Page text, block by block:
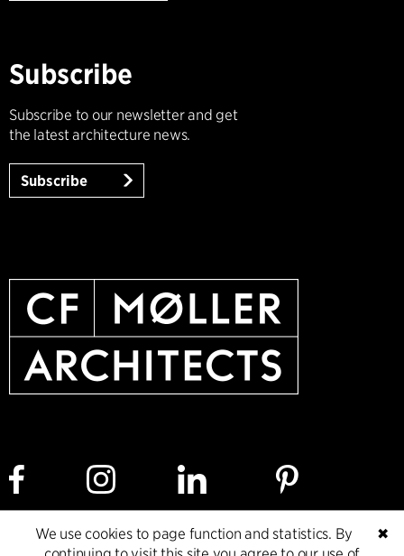
Subscribe
Subscribe to our newsletter and get
the latest architecture news.
Subscribe
Cookie policy Data ethics policy Privacy policy
✖
We use cookies to page function and statistics. By